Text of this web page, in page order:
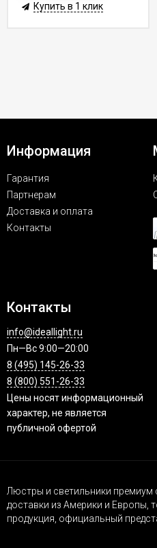
Купить в 1 клик
Информация
Гарантия
Партнерам
Доставка и оплата
Контакты
Контакты
info@ideallight.ru
Пн—Вс 9:00—20:00
8 (495) 145-26-33
8 (800) 551-26-33
Цены носят информационный
характер, не является
публичной офертой
Люстры и светильники премиум
доставки из Америки и Европы,
продукция, официальный